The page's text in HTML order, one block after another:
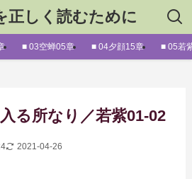
正しく読むために
■ 03空蝉05章 ■ 04夕顔15章 ■ 05若
る所なり／若紫01-02
2021-04-26